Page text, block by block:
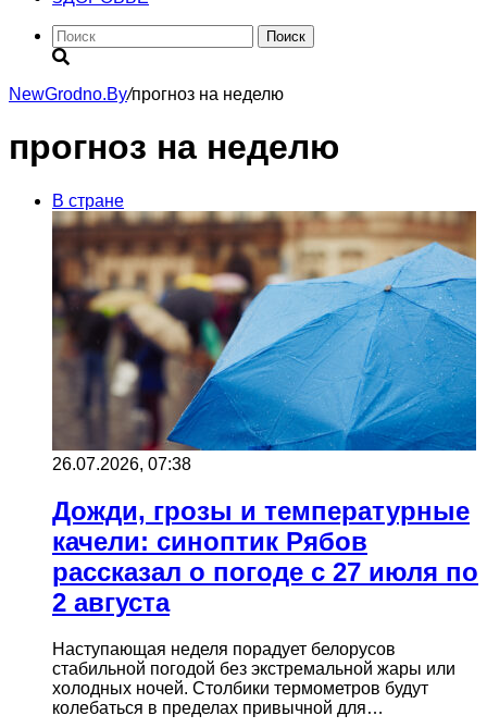
Поиск
NewGrodno.By/прогноз на неделю
прогноз на неделю
В стране
26.07.2026, 07:38
Дожди, грозы и температурные
качели: синоптик Рябов
рассказал о погоде с 27 июля по
2 августа
Наступающая неделя порадует белорусов
стабильной погодой без экстремальной жары или
холодных ночей. Столбики термометров будут
колебаться в пределах привычной для…